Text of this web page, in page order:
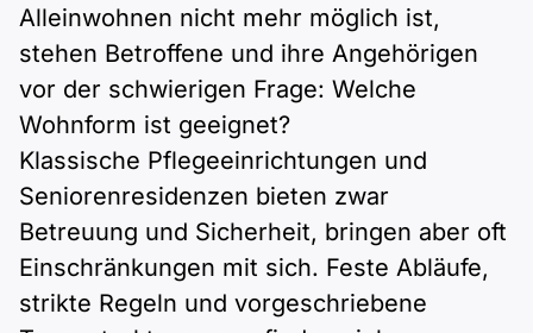
B1 ÖIF
B1 ÖSD
B1 Pflege (telc)
B2 Pflege (telc)
Einbürgerungstest
Spiele
Schulen & Kurse
Lebenslauf erstellen
Motivationsbriefe
Alleinwohnen nicht mehr möglich ist,
stehen Betroffene und ihre Angehörigen
vor der schwierigen Frage: Welche
Wohnform ist geeignet?
Klassische Pflegeeinrichtungen und
Seniorenresidenzen bieten zwar
Betreuung und Sicherheit, bringen aber oft
Einschränkungen mit sich. Feste Abläufe,
strikte Regeln und vorgeschriebene